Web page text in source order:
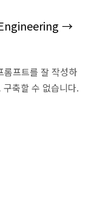
→
프트를 잘 작성하
축할 수 없습니다.